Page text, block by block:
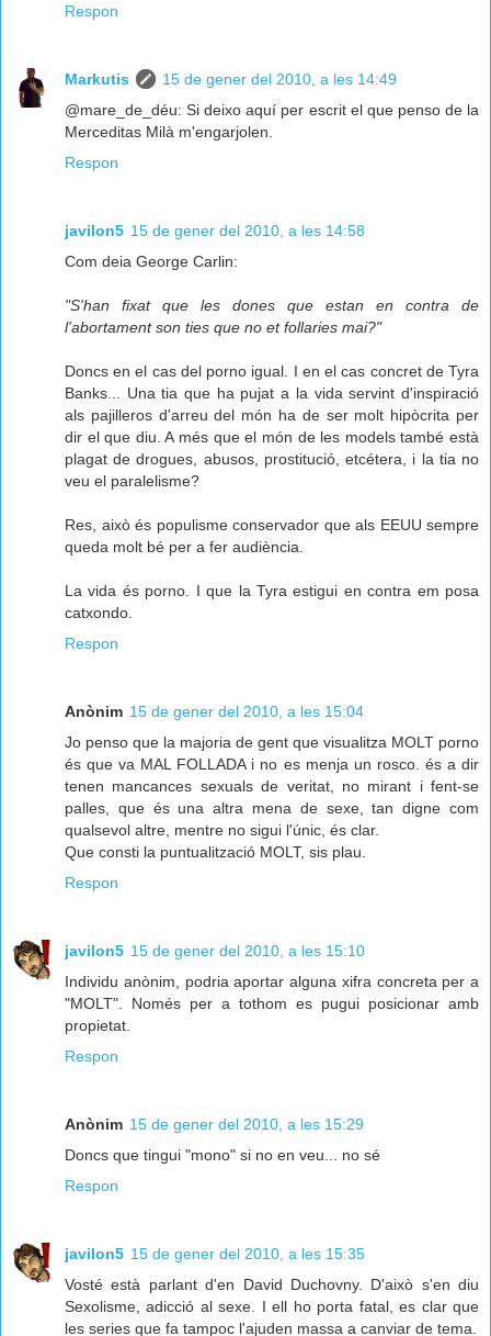
Respon
Markutis
15 de gener del 2010, a les 14:49
@mare_de_déu: Si deixo aquí per escrit el que penso de la
Merceditas Milà m'engarjolen.
Respon
javilon5 15 de gener del 2010, a les 14:58
Com deia George Carlin:
"S'han fixat que les dones que estan en contra de
l'abortament son ties que no et follaries mai?"
Doncs en el cas del porno igual. I en el cas concret de Tyra
Banks... Una tia que ha pujat a la vida servint d'inspiració
als pajilleros d'arreu del món ha de ser molt hipòcrita per
dir el que diu. A més que el món de les models també està
plagat de drogues, abusos, prostitució, etcétera, i la tia no
veu el paralelisme?
Res, això és populisme conservador que als EEUU sempre
queda molt bé per a fer audiència.
La vida és porno. I que la Tyra estigui en contra em posa
catxondo.
Respon
Anònim 15 de gener del 2010, a les 15:04
Jo penso que la majoria de gent que visualitza MOLT porno
és que va MAL FOLLADA i no es menja un rosco. és a dir
tenen mancances sexuals de veritat, no mirant i fent-se
palles, que és una altra mena de sexe, tan digne com
qualsevol altre, mentre no sigui l'únic, és clar.
Que consti la puntualització MOLT, sis plau.
Respon
javilon5 15 de gener del 2010, a les 15:10
Individu anònim, podria aportar alguna xifra concreta per a
"MOLT". Només per a tothom es pugui posicionar amb
propietat.
Respon
Anònim 15 de gener del 2010, a les 15:29
Doncs que tingui "mono" si no en veu... no sé
Respon
javilon5 15 de gener del 2010, a les 15:35
Vosté està parlant d'en David Duchovny. D'això s'en diu
Sexolisme, adicció al sexe. I ell ho porta fatal, es clar que
les series que fa tampoc l'ajuden massa a canviar de tema.